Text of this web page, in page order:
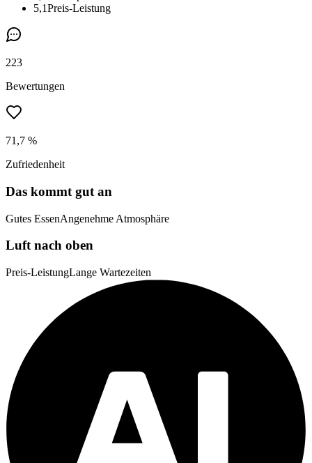
5,1Preis-Leistung
223
Bewertungen
71,7 %
Zufriedenheit
Das kommt gut an
Gutes EssenAngenehme Atmosphäre
Luft nach oben
Preis-LeistungLange Wartezeiten